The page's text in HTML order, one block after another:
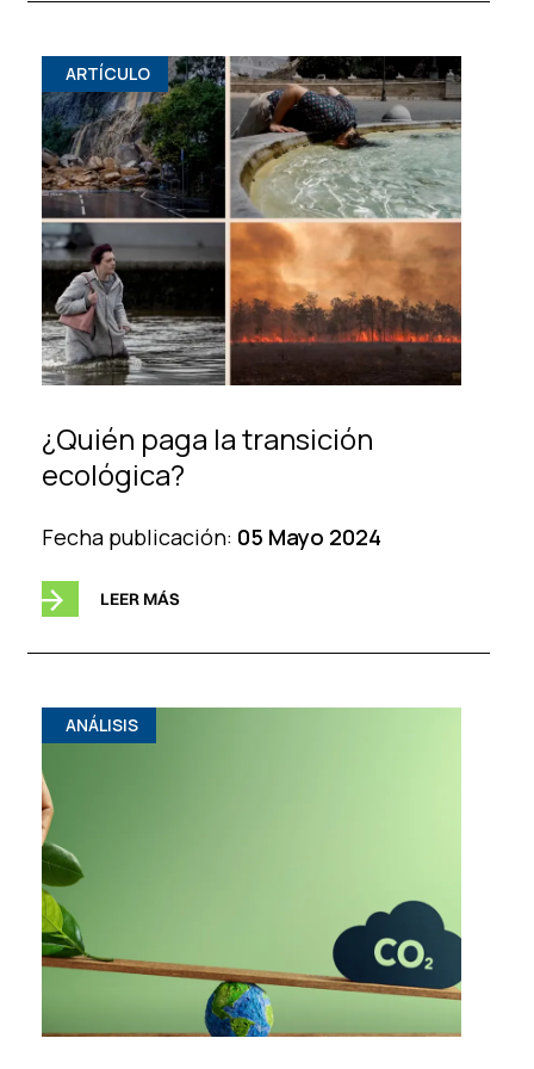
ARTÍCULO
¿Quién paga la transición
ecológica?
Fecha publicación: 05 Mayo 2024
LEER MÁS
ANÁLISIS